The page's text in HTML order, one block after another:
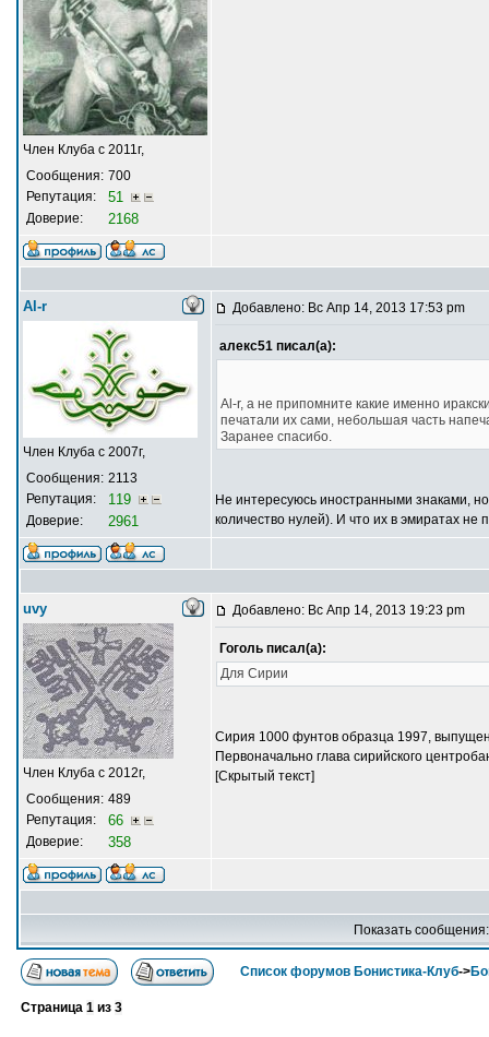
Член Клуба с 2011г,
Сообщения: 700
Репутация:
51
Доверие: 2168
Al-r
Член Клуба с 2007г,
Сообщения: 2113
Репутация:
119
Доверие: 2961
Добавлено: Вс Апр 14, 2013 17:53 pm
алекс51 писал(а):
Al-r, а не припомните какие именно
печатали их сами, небольшая часть
Заранее спасибо.
Не интересуюсь иностранными знаками,
количество нулей). И что их в эмиратах
uvy
Член Клуба с 2012г,
Сообщения: 489
Репутация:
66
Доверие: 358
Добавлено: Вс Апр 14, 2013 19:23 pm
Гоголь писал(а):
Для Сирии
Сирия 1000 фунтов образца 1997,
Первоначально глава сирийского
[Скрытый текст]
Показать
Список форумов Бонистика-Клуб->
Страница 1 из 3